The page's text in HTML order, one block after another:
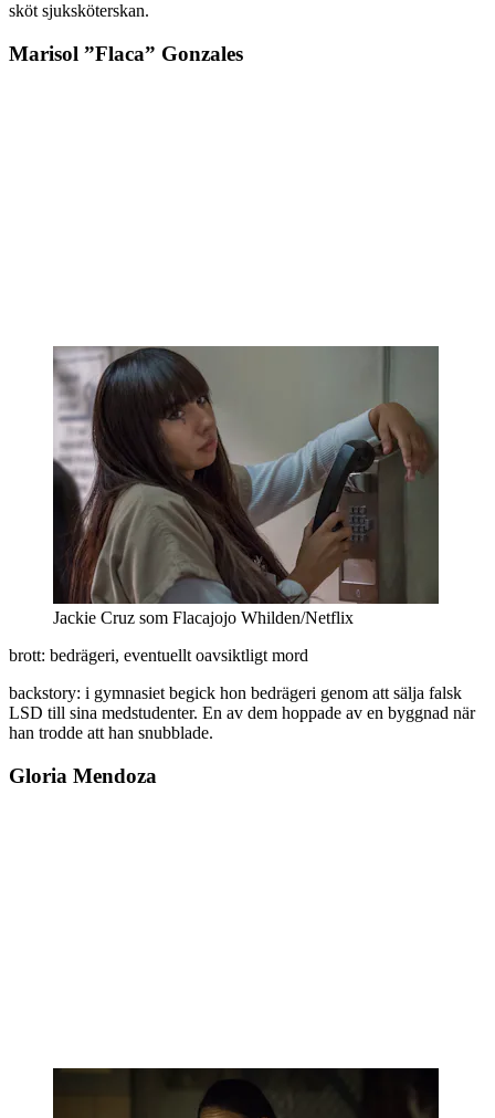
sköt sjuksköterskan.
Marisol ”Flaca” Gonzales
Jackie Cruz som Flacajojo Whilden/Netflix
brott: bedrägeri, eventuellt oavsiktligt mord
backstory: i gymnasiet begick hon bedrägeri genom att sälja falsk
LSD till sina medstudenter. En av dem hoppade av en byggnad när
han trodde att han snubblade.
Gloria Mendoza